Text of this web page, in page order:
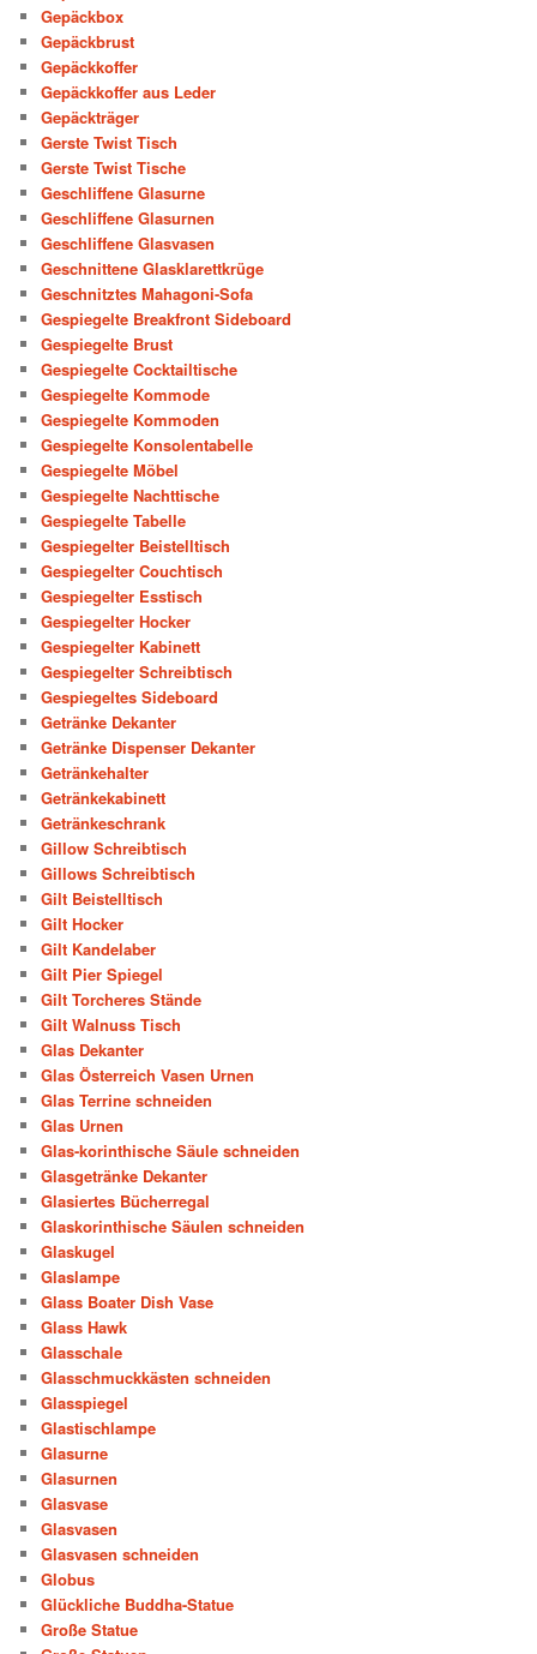
Gepäckbox
Gepäckbrust
Gepäckkoffer
Gepäckkoffer aus Leder
Gepäckträger
Gerste Twist Tisch
Gerste Twist Tische
Geschliffene Glasurne
Geschliffene Glasurnen
Geschliffene Glasvasen
Geschnittene Glasklarettkrüge
Geschnitztes Mahagoni-Sofa
Gespiegelte Breakfront Sideboard
Gespiegelte Brust
Gespiegelte Cocktailtische
Gespiegelte Kommode
Gespiegelte Kommoden
Gespiegelte Konsolentabelle
Gespiegelte Möbel
Gespiegelte Nachttische
Gespiegelte Tabelle
Gespiegelter Beistelltisch
Gespiegelter Couchtisch
Gespiegelter Esstisch
Gespiegelter Hocker
Gespiegelter Kabinett
Gespiegelter Schreibtisch
Gespiegeltes Sideboard
Getränke Dekanter
Getränke Dispenser Dekanter
Getränkehalter
Getränkekabinett
Getränkeschrank
Gillow Schreibtisch
Gillows Schreibtisch
Gilt Beistelltisch
Gilt Hocker
Gilt Kandelaber
Gilt Pier Spiegel
Gilt Torcheres Stände
Gilt Walnuss Tisch
Glas Dekanter
Glas Österreich Vasen Urnen
Glas Terrine schneiden
Glas Urnen
Glas-korinthische Säule schneiden
Glasgetränke Dekanter
Glasiertes Bücherregal
Glaskorinthische Säulen schneiden
Glaskugel
Glaslampe
Glass Boater Dish Vase
Glass Hawk
Glasschale
Glasschmuckkästen schneiden
Glasspiegel
Glastischlampe
Glasurne
Glasurnen
Glasvase
Glasvasen
Glasvasen schneiden
Globus
Glückliche Buddha-Statue
Große Statue